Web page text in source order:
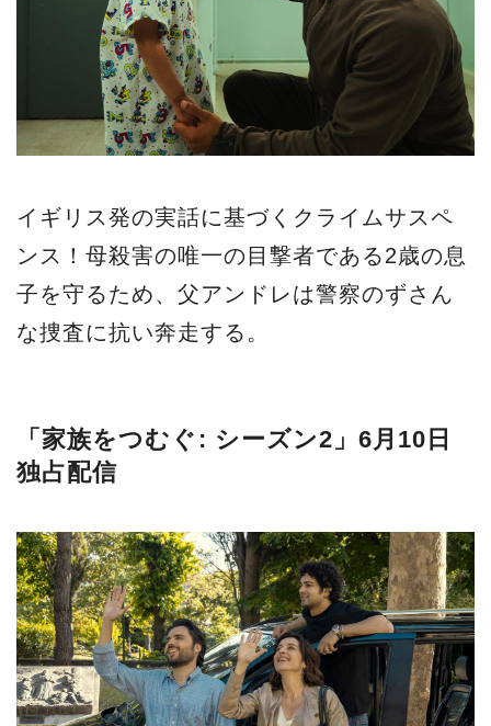
イギリス発の実話に基づくクライムサスペ
ンス！母殺害の唯一の目撃者である2歳の息
子を守るため、父アンドレは警察のずさん
な捜査に抗い奔走する。
「家族をつむぐ: シーズン2」6月10日
独占配信